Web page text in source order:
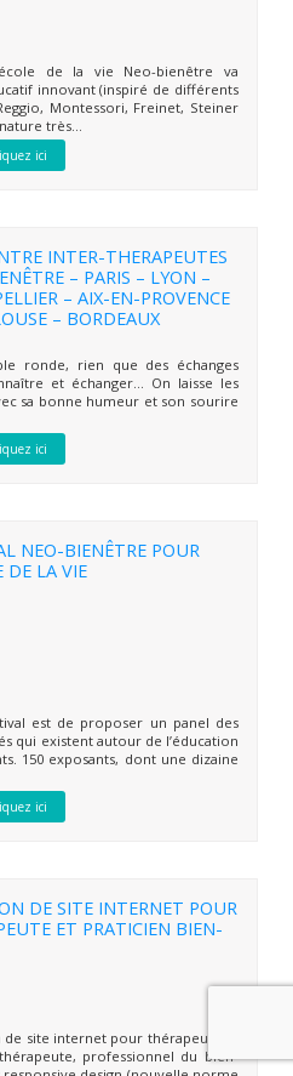
de la vie Neo-bienêtre va
innovant (inspiré de différents
Montessori, Freinet, Steiner
très...
ici
INTER-THERAPEUTES
– PARIS – LYON –
– AIX-EN-PROVENCE
– BORDEAUX
ronde, rien que des échanges
et échanger… On laisse les
sa bonne humeur et son sourire
ici
NEO-BIENÊTRE POUR
DE LA VIE
est de proposer un panel des
qui existent autour de l’éducation
150 exposants, dont une dizaine
ici
DE SITE INTERNET POUR
ET PRATICIEN BIEN-
site internet pour thérapeute et
professionnel du bien-